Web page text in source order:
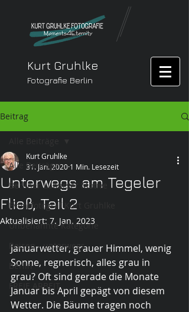
Kurt Gruhlke
Fotografie Berlin
Beitrag
Alle Beiträge
Berliner Lübarser Motive
Eventfotograf Kurt Gruhlke
Unbenannte Kategorie
Reisen - unterwegs
Berlin
FREIE ARBEIT
Unterwegs am Tegeler
Fließ, Teil 2
Kurt Gruhlke
31. Jan. 2020 1 Min. Lesezeit
Aktualisiert: 7. Jan. 2023
Januarwetter, grauer Himmel, wenig
Sonne, regnerisch, alles grau in
grau? Oft sind gerade die Monate
Januar bis April gepägt von diesem
Wetter. Die Bäume tragen noch